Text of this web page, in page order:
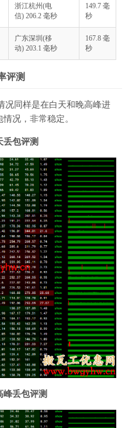
浙江杭州(电
信) 206.2 毫秒
149.7 毫
秒
广东深圳(移
动) 203.1 毫秒
167.8 毫
秒
评测
况同样是在白天和晚高峰进
况，非常稳定。
包评测
丢包评测